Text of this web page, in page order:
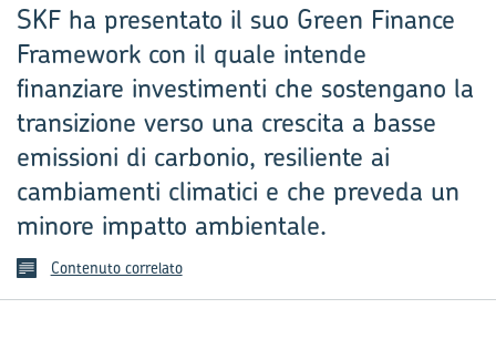
SKF ha presentato il suo Green Finance
Framework con il quale intende
finanziare investimenti che sostengano la
transizione verso una crescita a basse
emissioni di carbonio, resiliente ai
cambiamenti climatici e che preveda un
minore impatto ambientale.
Contenuto correlato